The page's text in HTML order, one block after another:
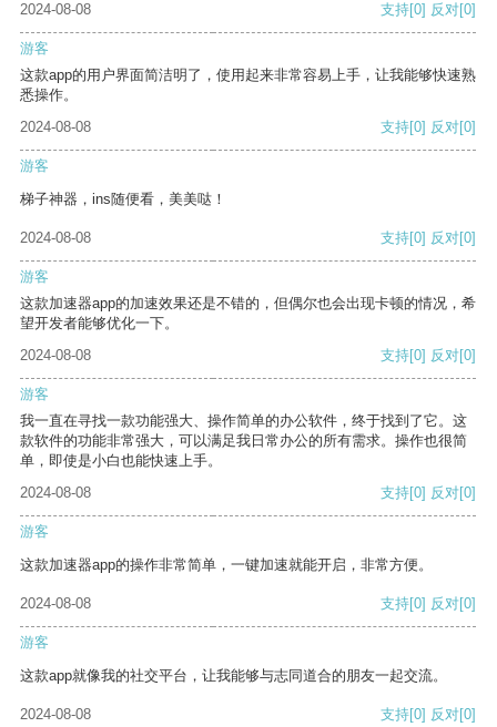
2024-08-08
支持[0] 反对[0]
游客
这款app的用户界面简洁明了，使用起来非常容易上手，让我能够快速熟
悉操作。
2024-08-08
支持[0] 反对[0]
游客
梯子神器，ins随便看，美美哒！
2024-08-08 支持[0] 反对[0]
游客
这款加速器app的加速效果还是不错的，但偶尔也会出现卡顿的情况，希
望开发者能够优化一下。
2024-08-08
支持[0] 反对[0]
游客
我一直在寻找一款功能强大、操作简单的办公软件，终于找到了它。这
款软件的功能非常强大，可以满足我日常办公的所有需求。操作也很简
单，即使是小白也能快速上手。
2024-08-08
支持[0] 反对[0]
游客
这款加速器app的操作非常简单，一键加速就能开启，非常方便。
2024-08-08 支持[0] 反对[0]
游客
这款app就像我的社交平台，让我能够与志同道合的朋友一起交流。
2024-08-08 支持[0] 反对[0]